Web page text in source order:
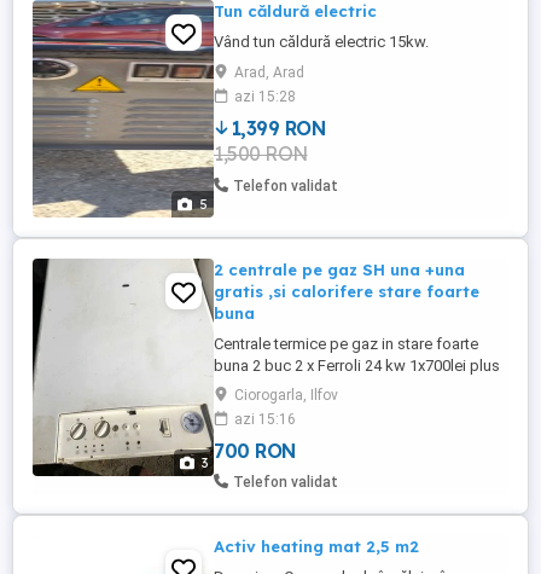
5
Tun căldură electric
Vând tun căldură electric 15kw.
Arad, Arad
azi 15:28
1,399 RON
1,500 RON
Telefon validat
3
2 centrale pe gaz SH una +una
gratis ,si calorifere stare foarte
buna
Centrale termice pe gaz in stare foarte
buna 2 buc 2 x Ferroli 24 kw 1x700lei plus
una identica gratis calorifere noi 5 buc
1000 lei Calorifere cu robineți și aerisitor
,oțel, înălțime 60cm 2 Buc 80cm 2 Buc
120cm 1 Buc 140 cm Înălțime 50cm 1 Buc
100cm
Ciorogarla, Ilfov
azi 15:16
700 RON
Telefon validat
Activ heating mat 2,5 m2